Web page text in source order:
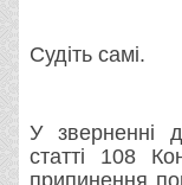
Судіть самі.
У зверненні
статті 108
припинення